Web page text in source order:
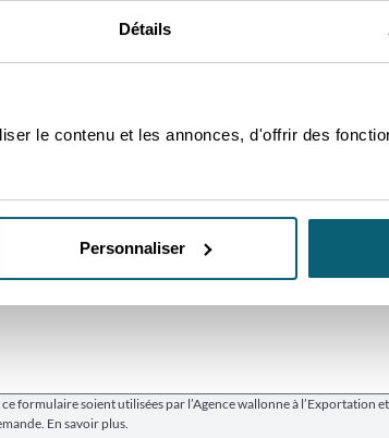
Détails
le contenu et les annonces, d'offrir des
Personnaliser
formulaire soient utilisées par l’Agence wallonne à l’Exportation
En savoir plus.